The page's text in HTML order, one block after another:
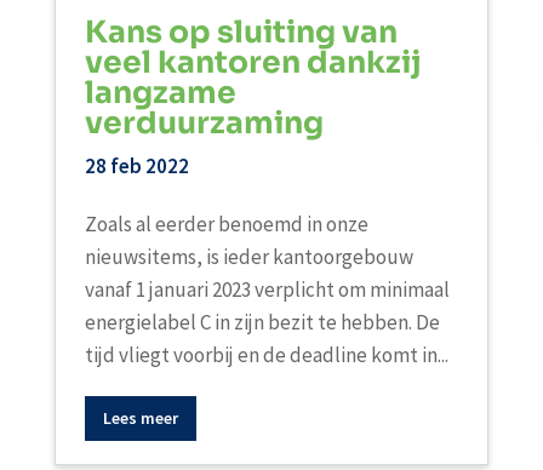
Kans op sluiting van
veel kantoren dankzij
langzame
verduurzaming
28 feb 2022
Zoals al eerder benoemd in onze
nieuwsitems, is ieder kantoorgebouw
vanaf 1 januari 2023 verplicht om minimaal
energielabel C in zijn bezit te hebben. De
tijd vliegt voorbij en de deadline komt in...
Lees meer